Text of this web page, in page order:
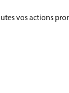
vos actions